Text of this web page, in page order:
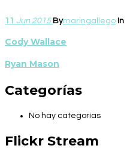
11 Jun 2015 Bymaringallego In
Cody Wallace
Ryan Mason
Categorías
No hay categorías
Flickr Stream